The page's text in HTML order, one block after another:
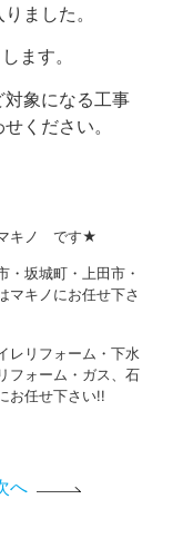
ました。
ます。
象になる工事
ください。
キノ です★
・坂城町・上田市・
マキノにお任せ下さ
レリフォーム・下水
フォーム・ガス、石
お任せ下さい!!
へ